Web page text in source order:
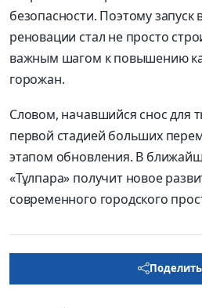
безопасности. Поэтому
реновации стал не просто
важным шагом к повышению
горожан.
Словом, начавшийся снос для
первой стадией больших
этапом обновления. В
«Тұлпара» получит новое
современного городского